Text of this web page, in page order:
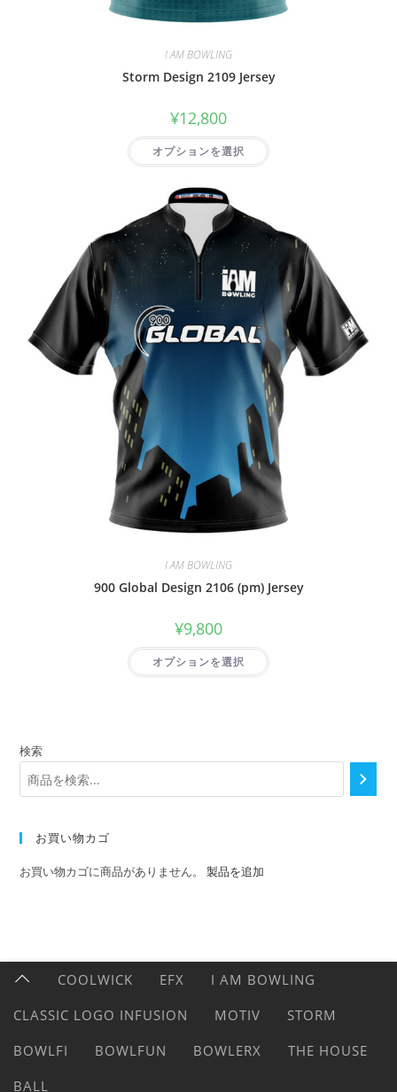
I AM BOWLING
Storm Design 2109 Jersey
¥12,800
オプションを選択
I AM BOWLING
900 Global Design 2106 (pm) Jersey
¥9,800
オプションを選択
検索
お買い物カゴ
お買い物カゴに商品がありません。製品を追加
COOLWICK EFX
I AM BOWLING
CLASSIC LOGO INFUSION
MOTIV
STORM
BOWLFI
BOWLFUN BOWLERX
THE HOUSE
BALL